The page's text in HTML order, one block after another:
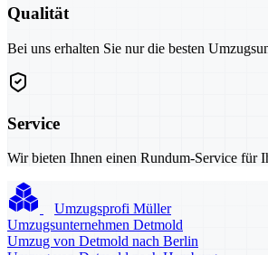
Qualität
Bei uns erhalten Sie nur die besten
Service
Wir bieten Ihnen einen Rundum-Service für
Umzugsprofi Müller
Umzugsunternehmen Detmold
Umzug von Detmold nach Berlin